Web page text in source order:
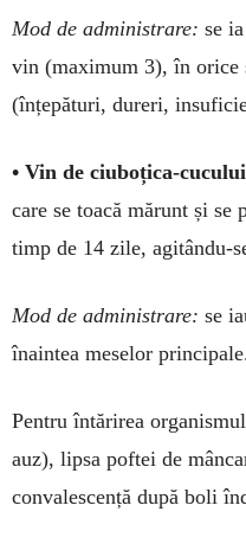
Mod de ad­ministrare: se
vin (maximum 3), în orice
(înțepături, du­­reri,
• Vin de ciuboțica-cu­cu­lui
care se toacă mă­runt și
timp de 14 zile, agitân­du-
Mod de ad­ministrare: se
îna­intea meselor
Pentru întărirea
auz), lipsa poftei de
convalescență după boli